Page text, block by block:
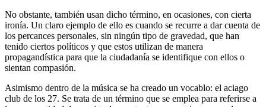
No obstante, también usan dicho término, en ocasiones, con cierta
ironía. Un claro ejemplo de ello es cuando se recurre a dar cuenta de
los percances personales, sin ningún tipo de gravedad, que han
tenido ciertos políticos y que estos utilizan de manera
propagandística para que la ciudadanía se identifique con ellos o
sientan compasión.
Asimismo dentro de la música se ha creado un vocablo: el aciago
club de los 27. Se trata de un término que se emplea para referirse a